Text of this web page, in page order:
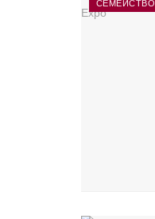
СЕМЕЙСТВО